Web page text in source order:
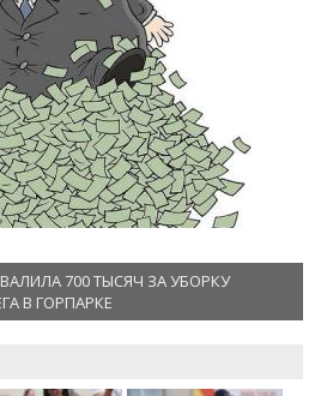
700 ТЫСЯЧ ЗА УБОРКУ
В ГОРПАРКЕ